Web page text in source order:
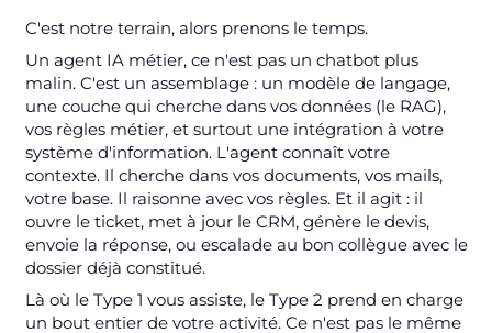
C'est notre terrain, alors prenons le temps.
Un agent IA métier, ce n'est pas un chatbot plus
malin. C'est un assemblage : un modèle de langage,
une couche qui cherche dans vos données (le RAG),
vos règles métier, et surtout une intégration à votre
système d'information. L'agent connaît votre
contexte. Il cherche dans vos documents, vos mails,
votre base. Il raisonne avec vos règles. Et il agit : il
ouvre le ticket, met à jour le CRM, génère le devis,
envoie la réponse, ou escalade au bon collègue avec le
dossier déjà constitué.
Là où le Type 1 vous assiste, le Type 2 prend en charge
un bout entier de votre activité. Ce n'est pas le même